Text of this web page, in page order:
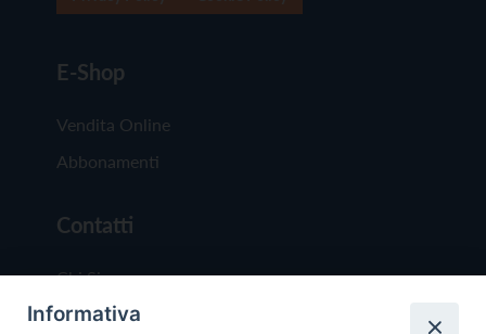
E-Shop
Vendita Online
Abbonamenti
Contatti
Chi Siamo
Redazione
Informativa